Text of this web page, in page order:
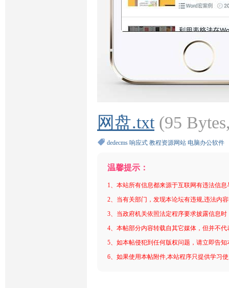
网盘.txt (95
dedecms 响应式 教程资源网站 电脑办公软件
温馨提示：
1、本站所有信息都来源于互联网有违法信
2、当有关部门，发现本论坛有违规,违法内
3、当政府机关依照法定程序要求披露信息
4、本帖部分内容转载自其它媒体，但并不
5、如本帖侵犯到任何版权问题，请立即告
6、如果使用本帖附件,本站程序只提供学习